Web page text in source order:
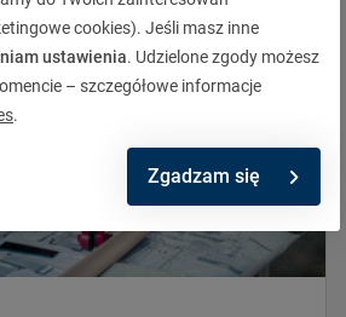
cookies). Jeśli masz inne
ustawienia. Udzielone zgody możesz
– szczegółowe informacje
.
Zgadzam się